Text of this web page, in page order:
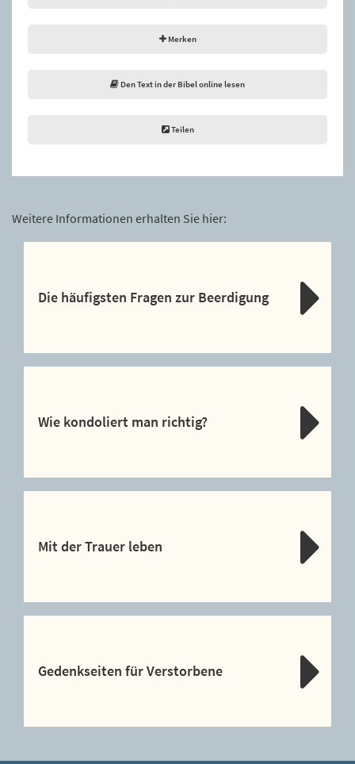
Merken
Den Text in der Bibel online lesen
Teilen
Weitere Informationen erhalten Sie hier:
Die häufigsten Fragen zur Beerdigung
Wie kondoliert man richtig?
Mit der Trauer leben
Gedenkseiten für Verstorbene